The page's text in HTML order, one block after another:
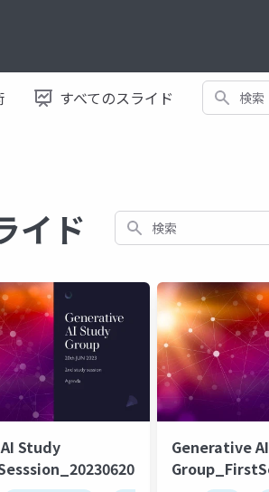
すべてのスライド 検索
イド 検索
Study
Generative